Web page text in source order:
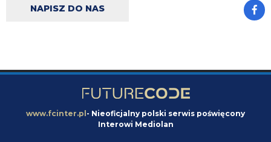
wybitna kariera lookmana u nas
NAPISZ DO NAS
www.fcinter.pl- Nieoficjalny polski serwis poświęcony
Interowi Mediolan